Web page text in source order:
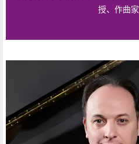
授、作曲家